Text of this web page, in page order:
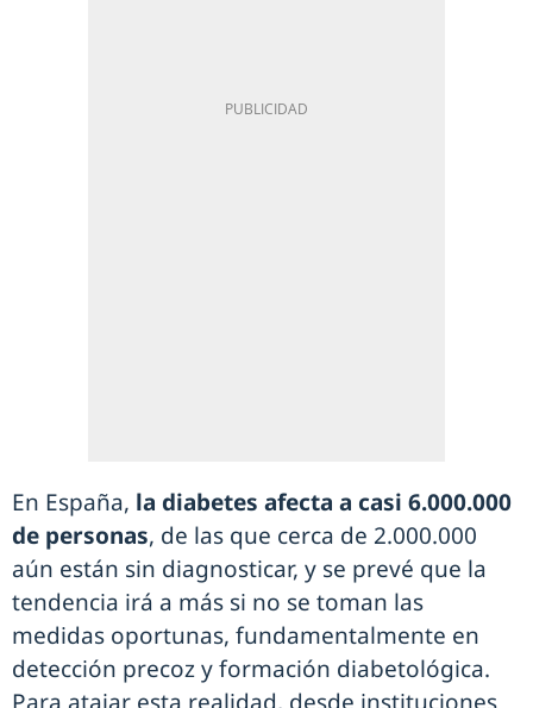
En España, la diabetes afecta a casi 6.000.000
de personas, de las que cerca de 2.000.000
aún están sin diagnosticar, y se prevé que la
tendencia irá a más si no se toman las
medidas oportunas, fundamentalmente en
detección precoz y formación diabetológica.